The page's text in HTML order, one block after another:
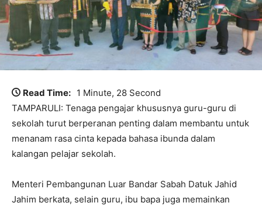
Read Time: 1 Minute, 28 Second
TAMPARULI: Tenaga pengajar khususnya guru-guru di
sekolah turut berperanan penting dalam membantu untuk
menanam rasa cinta kepada bahasa ibunda dalam
kalangan pelajar sekolah.
Menteri Pembangunan Luar Bandar Sabah Datuk Jahid
Jahim berkata, selain guru, ibu bapa juga memainkan